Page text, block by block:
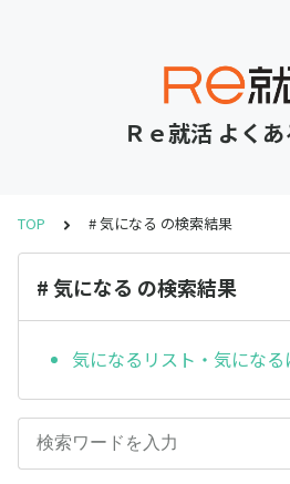
Ｒｅ就活 よく
TOP # 気になる の検索結果
# 気になる の検索結果
気になるリスト・気になる